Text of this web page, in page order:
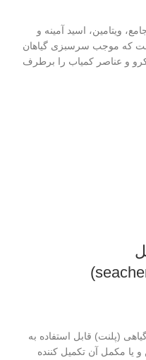
ویتامین، اسید آمینه و
که موجب سرسبزی گیاهان
و عناصر کمیاب را برطرف
(پلنت) قابل استفاده به
یا مکمل آن تکمیل کننده